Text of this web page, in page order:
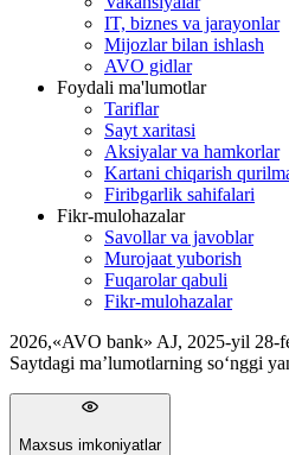
IT, biznes va jarayonlar
Mijozlar bilan ishlash
AVO gidlar
Foydali ma'lumotlar
Tariflar
Sayt xaritasi
Aksiyalar va hamkorlar
Kartani chiqarish
Firibgarlik sahifalari
Fikr-mulohazalar
Savollar va javoblar
Murojaat yuborish
Fuqarolar qabuli
Fikr-mulohazalar
2026,«AVO bank» AJ, 2025-yil 28-
Saytdagi ma’lumotlarning so‘nggi
Maxsus imkoniyatlar